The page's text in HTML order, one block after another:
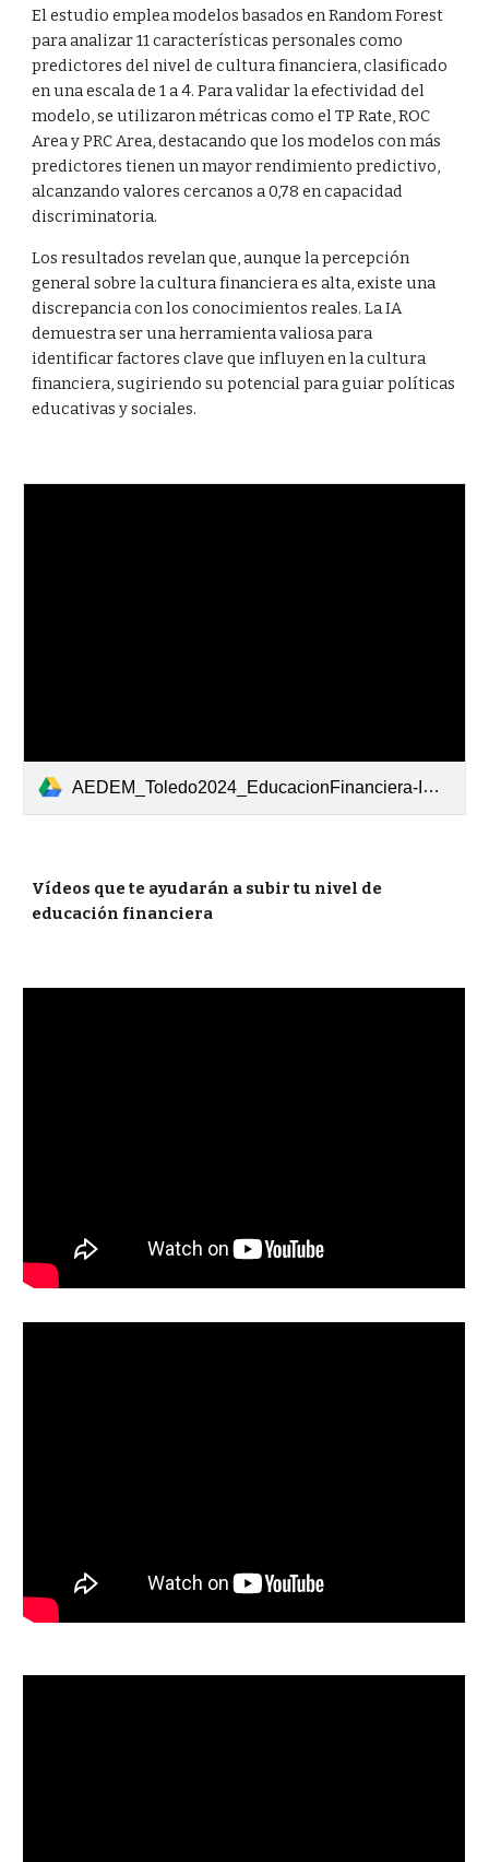
El estudio emplea modelos basados en Random Forest
para analizar 11 características personales como
predictores del nivel de cultura financiera, clasificado
en una escala de 1 a 4. Para validar la efectividad del
modelo, se utilizaron métricas como el TP Rate, ROC
Area y PRC Area, destacando que los modelos con más
predictores tienen un mayor rendimiento predictivo,
alcanzando valores cercanos a 0,78 en capacidad
discriminatoria.
Los resultados revelan que, aunque la percepción
general sobre la cultura financiera es alta, existe una
discrepancia con los conocimientos reales. La IA
demuestra ser una herramienta valiosa para
identificar factores clave que influyen en la cultura
financiera, sugiriendo su potencial para guiar políticas
educativas y sociales.
AEDEM_Toledo2024_EducacionFinanciera-IA.pdf
Vídeos que te ayudarán a subir tu nivel de
educación financiera